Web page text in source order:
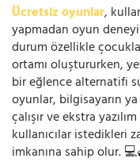
Ücretsiz oyunlar,
yapmadan oyun
durum özellikle
ortamı oluştururken,
bir eğlence alternatifi
oyunlar, bilgisayarın
çalışır ve ekstra
kullanıcılar istedikleri
imkanına sahip olur.